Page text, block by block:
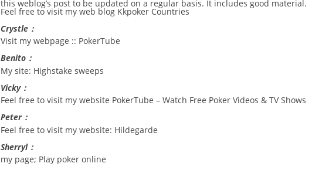
this weblog’s post to be updated on a regular basis. It includes good material.
Feel free to visit my web blog Kkpoker Countries
Crystle：
Visit my webpage :: PokerTube
Benito：
My site: Highstake sweeps
Vicky：
Feel free to visit my website PokerTube – Watch Free Poker Videos & TV Shows
Peter：
Feel free to visit my website: Hildegarde
Sherryl：
my page; Play poker online